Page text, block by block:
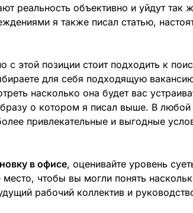
реальность объективно и уйдут так
я также писал статью,
с этой позиции стоит подходить к
для себя подходящую
насколько она будет вас
о котором я писал выше. В
привлекательные и выгодные
в офисе, оценивайте уровень
чтобы вы могли понять
рабочий коллектив и